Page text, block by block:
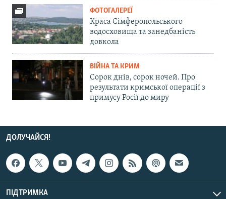
ФОТОГАЛЕРЕЇ
Краса Сімферопольського
водосховища та занедбаність
довкола
ВІЙНА ТА КРИМ
Сорок днів, сорок ночей. Про
результати кримської операції з
примусу Росії до миру
ДОЛУЧАЙСЯ!
ПІДТРИМКА